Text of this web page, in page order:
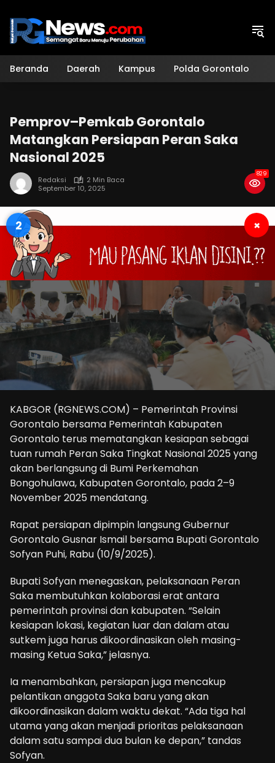
konten
Beranda Daerah Kampus Polda Gorontalo
Pemprov–Pemkab Gorontalo
Matangkan Persiapan Peran Saka
Nasional 2025
Redaksi
2 Min Baca
September 10, 2025
829
1 ×
KABGOR (RGNEWS.COM) – Pemerintah Provinsi
Gorontalo bersama Pemerintah Kabupaten
Gorontalo terus mematangkan kesiapan sebagai
tuan rumah Peran Saka Tingkat Nasional 2025 yang
akan berlangsung di Bumi Perkemahan
Bongohulawa, Kabupaten Gorontalo, pada 2–9
November 2025 mendatang.
Rapat persiapan dipimpin langsung Gubernur
Gorontalo Gusnar Ismail bersama Bupati Gorontalo
Sofyan Puhi, Rabu (10/9/2025).
Bupati Sofyan menegaskan, pelaksanaan Peran
Saka membutuhkan kolaborasi erat antara
pemerintah provinsi dan kabupaten. “Selain
kesiapan lokasi, kegiatan luar dan dalam atau
sutkem juga harus dikoordinasikan oleh masing-
masing Ketua Saka,” jelasnya.
Ia menambahkan, persiapan juga mencakup
pelantikan anggota Saka baru yang akan
dikoordinasikan dalam waktu dekat. “Ada tiga hal
utama yang akan menjadi prioritas pelaksanaan
dalam satu sampai dua bulan ke depan,” tandas
Sofyan.